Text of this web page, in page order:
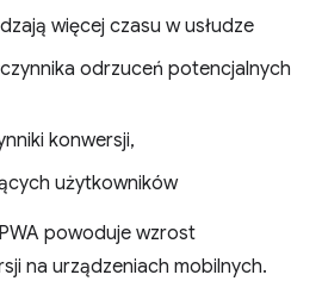
więcej czasu w usłudze
odrzuceń potencjalnych
konwersji,
użytkowników
powoduje wzrost
na urządzeniach mobilnych.